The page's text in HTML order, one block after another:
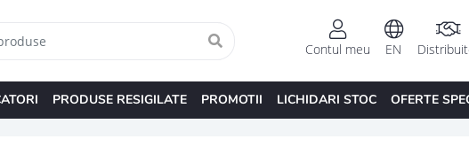
EN
Contul meu
PRODUSE RESIGILATE PROMOTII LICHIDARI STOC OFERTE